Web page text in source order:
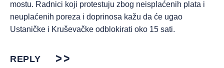
mostu. Radnici koji protestuju zbog neisplaćenih plata i
neuplaćenih poreza i doprinosa kažu da će ugao
Ustaničke i Kruševačke odblokirati oko 15 sati.
REPLY